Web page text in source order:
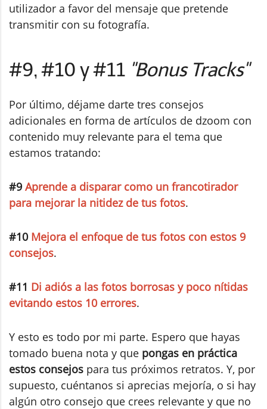
utilizador a favor del mensaje que pretende
transmitir con su fotografía.
#9, #10 y #11 "Bonus Tracks"
Por último, déjame darte tres consejos
adicionales en forma de artículos de dzoom con
contenido muy relevante para el tema que
estamos tratando:
#9 Aprende a disparar como un francotirador
para mejorar la nitidez de tus fotos.
#10 Mejora el enfoque de tus fotos con estos 9
consejos.
#11 Di adiós a las fotos borrosas y poco nítidas
evitando estos 10 errores.
Y esto es todo por mi parte. Espero que hayas
tomado buena nota y que pongas en práctica
estos consejos para tus próximos retratos. Y, por
supuesto, cuéntanos si aprecias mejoría, o si hay
algún otro consejo que crees relevante y que no